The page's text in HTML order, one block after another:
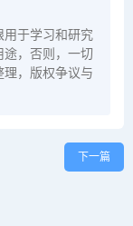
于学习和研究
途，否则，一切
理，版权争议与
下一篇